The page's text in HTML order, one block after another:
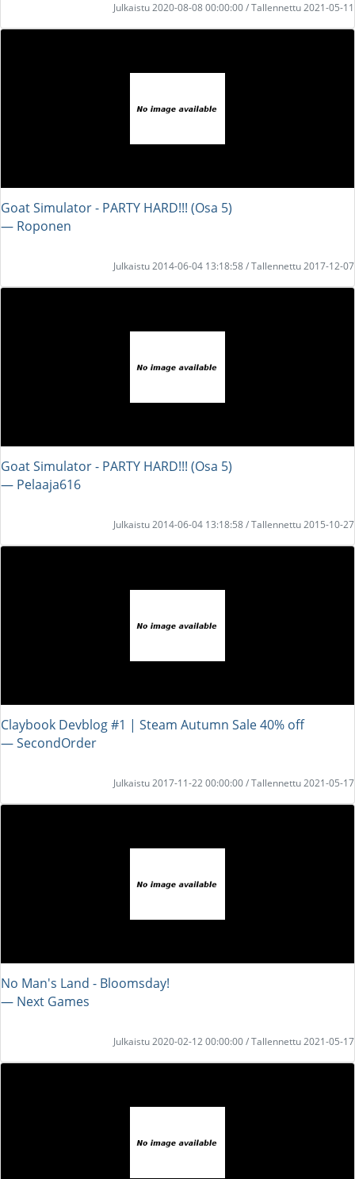
Julkaistu 2020-08-08 00:00:00 / Tallennettu 2021-05-11
Goat Simulator - PARTY HARD!!! (Osa 5)
― Roponen
Julkaistu 2014-06-04 13:18:58 / Tallennettu 2017-12-07
Goat Simulator - PARTY HARD!!! (Osa 5)
― Pelaaja616
Julkaistu 2014-06-04 13:18:58 / Tallennettu 2015-10-27
Claybook Devblog #1 | Steam Autumn Sale 40% off
― SecondOrder
Julkaistu 2017-11-22 00:00:00 / Tallennettu 2021-05-17
No Man's Land - Bloomsday!
― Next Games
Julkaistu 2020-02-12 00:00:00 / Tallennettu 2021-05-17